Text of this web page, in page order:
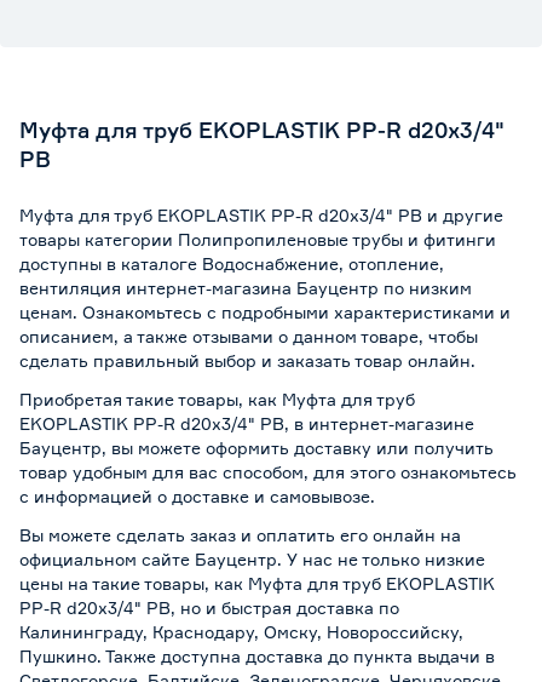
Муфта для труб EKOPLASTIK PP-R d20x3/4"
РВ
Муфта для труб EKOPLASTIK PP-R d20x3/4" РВ и другие
товары категории Полипропиленовые трубы и фитинги
доступны в каталоге Водоснабжение, отопление,
вентиляция интернет-магазина Бауцентр по низким
ценам. Ознакомьтесь с подробными характеристиками и
описанием, а также отзывами о данном товаре, чтобы
сделать правильный выбор и заказать товар онлайн.
Приобретая такие товары, как Муфта для труб
EKOPLASTIK PP-R d20x3/4" РВ, в интернет-магазине
Бауцентр, вы можете оформить доставку или получить
товар удобным для вас способом, для этого ознакомьтесь
с информацией о доставке и самовывозе.
Вы можете сделать заказ и оплатить его онлайн на
официальном сайте Бауцентр. У нас не только низкие
цены на такие товары, как Муфта для труб EKOPLASTIK
PP-R d20x3/4" РВ, но и быстрая доставка по
Калининграду, Краснодару, Омску, Новороссийску,
Пушкино. Также доступна доставка до пункта выдачи в